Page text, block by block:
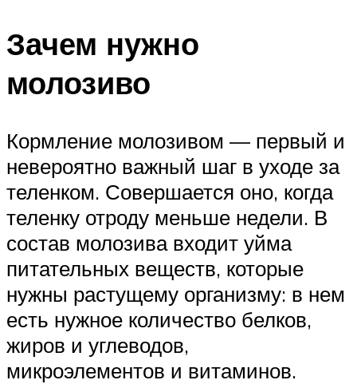
Зачем нужно
молозиво
Кормление молозивом — первый и
невероятно важный шаг в уходе за
теленком. Совершается оно, когда
теленку отроду меньше недели. В
состав молозива входит уйма
питательных веществ, которые
нужны растущему организму: в нем
есть нужное количество белков,
жиров и углеводов,
микроэлементов и витаминов.